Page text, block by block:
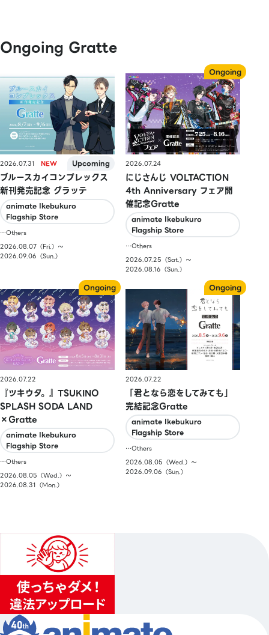
Ongoing Gratte
2026.07.31
ブルースカイコンプレックス
新刊発売記念 グラッテ
animate Ikebukuro
Flagship Store
…Others
2026.08.07（Fri.）〜
2026.09.06（Sun.）
2026.07.24
にじさんじ VOLTACTION
4th Anniversary フェア開
催記念Gratte
animate Ikebukuro
Flagship Store
…Others
2026.07.25（Sat.）〜
2026.08.16（Sun.）
2026.07.22
『ツキウタ。』TSUKINO
SPLASH SODA LAND
×Gratte
animate Ikebukuro
Flagship Store
…Others
2026.08.05（Wed.）〜
2026.08.31（Mon.）
2026.07.22
「君となら恋をしてみても」
完結記念Gratte
animate Ikebukuro
Flagship Store
…Others
2026.08.05（Wed.）〜
2026.09.06（Sun.）